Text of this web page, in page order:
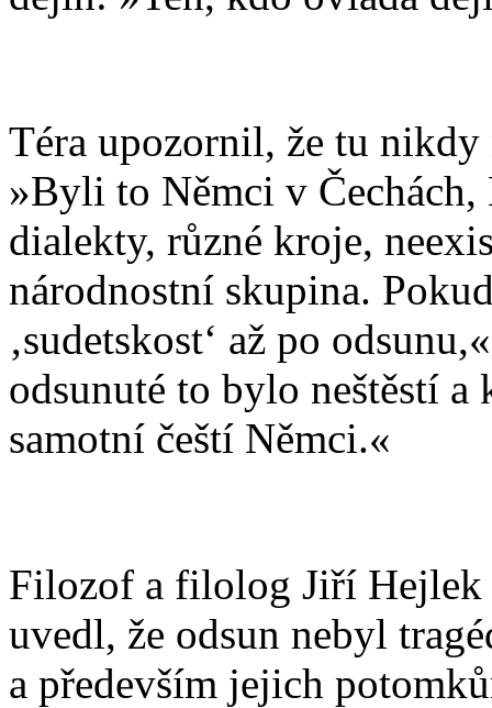
Téra upozornil, že tu
»Byli to Němci v
dialekty, různé kroje,
národnostní skupina.
‚sudetskost‘ až po
odsunuté to bylo neštěstí
samotní čeští Němci.«
Filozof a filolog Jiří Hejlek
uvedl, že odsun nebyl
a především jejich